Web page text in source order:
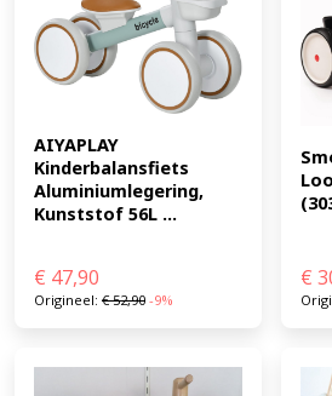
AIYAPLAY
Kinderbalansfiets
Aluminiumlegering,
Kunststof 56L ...
€ 47,90
Origineel: €52,90 -9%
€